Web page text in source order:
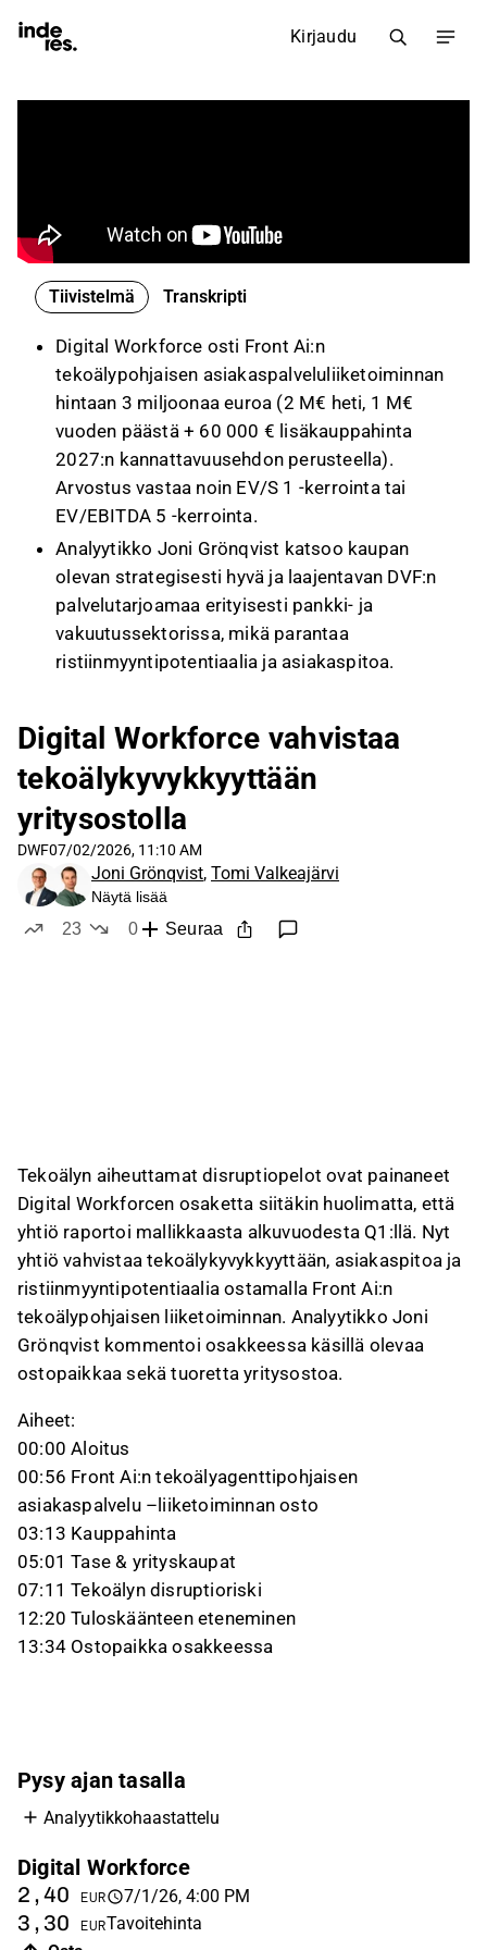
Kirjaudu
Tiivistelmä Transkripti
Digital Workforce osti Front Ai:n
tekoälypohjaisen asiakaspalveluliiketoiminnan
hintaan 3 miljoonaa euroa (2 M€ heti, 1 M€
vuoden päästä + 60 000 € lisäkauppahinta
2027:n kannattavuusehdon perusteella).
Arvostus vastaa noin EV/S 1 -kerrointa tai
EV/EBITDA 5 -kerrointa.
Analyytikko Joni Grönqvist katsoo kaupan
olevan strategisesti hyvä ja laajentavan DVF:n
palvelutarjoamaa erityisesti pankki- ja
vakuutussektorissa, mikä parantaa
ristiinmyyntipotentiaalia ja asiakaspitoa.
kannattavuus parani; yhtiöllä on kassavaroja
listautumisesta, joten kauppa rahoitettiin
käteisellä ja tase antaa mahdollisuuksia
lisäyritysostoihin.
Grönqvist nosti suosituksen lisästä ostaen
perustellen sen parantuneella operatiivisella
trendillä, yritysostolla ja osakekurssin laskulla
suhteessa tavoitehintaan.
Digital Workforce vahvistaa
tekoälykyvykkyyttään
yritysostolla
DWF07/02/2026, 11:10 AM
Joni Grönqvist, Tomi Valkeajärvi
Näytä lisää
23
0
Seuraa
Tekoälyn aiheuttamat disruptiopelot ovat painaneet
Digital Workforcen osaketta siitäkin huolimatta, että
yhtiö raportoi mallikkaasta alkuvuodesta Q1:llä. Nyt
yhtiö vahvistaa tekoälykyvykkyyttään, asiakaspitoa ja
ristiinmyyntipotentiaalia ostamalla Front Ai:n
tekoälypohjaisen liiketoiminnan. Analyytikko Joni
Grönqvist kommentoi osakkeessa käsillä olevaa
ostopaikkaa sekä tuoretta yritysostoa.
Aiheet:
00:00 Aloitus
00:56 Front Ai:n tekoälyagenttipohjaisen
asiakaspalvelu –liiketoiminnan osto
03:13 Kauppahinta
05:01 Tase & yrityskaupat
07:11 Tekoälyn disruptioriski
12:20 Tuloskäänteen eteneminen
13:34 Ostopaikka osakkeessa
Pysy ajan tasalla
Analyytikkohaastattelu
Digital Workforce
2,40 EUR 7/1/26, 4:00 PM
3,30 EURTavoitehinta